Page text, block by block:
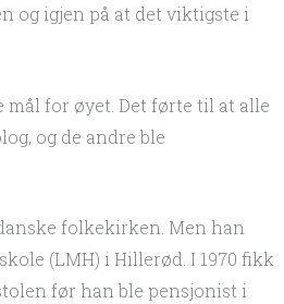
og igjen på at det viktigste i
for øyet. Det førte til at alle
og de andre ble
folkekirken. Men han
(LMH) i Hillerød. I 1970 fikk
før han ble pensjonist i